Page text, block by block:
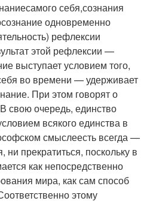
себя,сознания
одновременно
рефлексии
этой рефлексии —
выступает условием того,
во времени — удерживает
При этом говорят о
свою очередь, единство
всякого единства в
смыслеесть всегда —
прекратиться, поскольку в
как непосредственно
мира, как сам способ
этому